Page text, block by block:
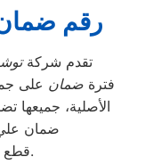
رقم
تقدم شركة
فترةضمان على
الأصلية، جميعها
ضمان علي
قطع غيار و تكلفة صيانة عالية.